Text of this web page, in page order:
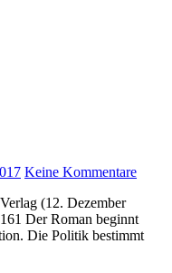
Keine Kommentare
Der Roman beginnt
Die Politik bestimmt